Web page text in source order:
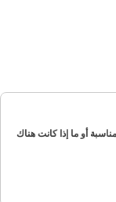
أو ما إذا كانت هناك